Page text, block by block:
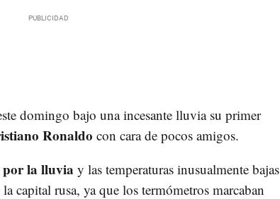
domingo bajo una incesante lluvia su primer
Ronaldo con cara de pocos amigos.
la lluvia y las temperaturas inusualmente bajas
capital rusa, ya que los termómetros marcaban